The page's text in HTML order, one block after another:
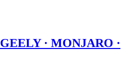
GEELY · MONJARO ·